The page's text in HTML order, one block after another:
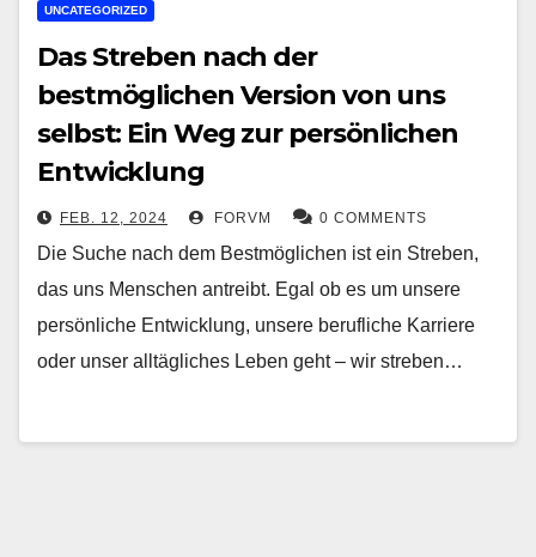
UNCATEGORIZED
Das Streben nach der
bestmöglichen Version von uns
selbst: Ein Weg zur persönlichen
Entwicklung
FEB. 12, 2024 FORVM 0 COMMENTS
Die Suche nach dem Bestmöglichen ist ein Streben,
das uns Menschen antreibt. Egal ob es um unsere
persönliche Entwicklung, unsere berufliche Karriere
oder unser alltägliches Leben geht – wir streben…